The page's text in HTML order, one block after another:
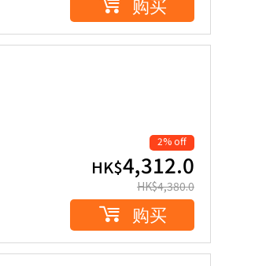
2% off
HK$4,312.0
HK$4,380.0
购买